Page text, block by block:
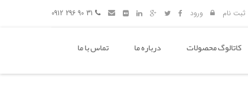
ثبت نام ورود
کاتالوگ محصولات درباره ما تماس با ما